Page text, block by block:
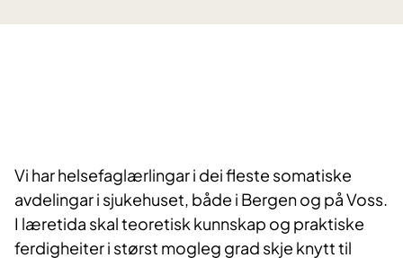
Vi har helsefaglærlingar i dei fleste somatiske
avdelingar i sjukehuset, både i Bergen og på Voss.
I læretida skal teoretisk kunnskap og praktiske
ferdigheiter i størst mogleg grad skje knytt til